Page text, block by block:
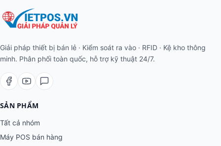
Giải pháp thiết bị bán lẻ · Kiểm soát ra vào · RFID · Kệ kho thông
minh. Phân phối toàn quốc, hỗ trợ kỹ thuật 24/7.
SẢN PHẨM
Tất cả nhóm
Máy POS bán hàng